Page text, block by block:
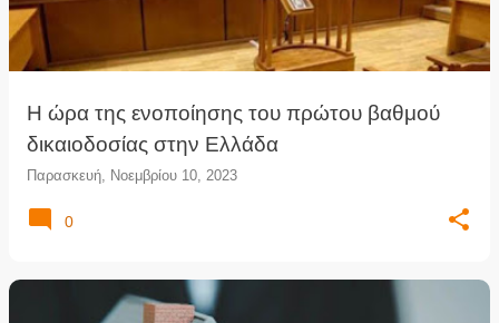
Η ώρα της ενοποίησης του πρώτου βαθμού
δικαιοδοσίας στην Ελλάδα
Παρασκευή, Νοεμβρίου 10, 2023
0